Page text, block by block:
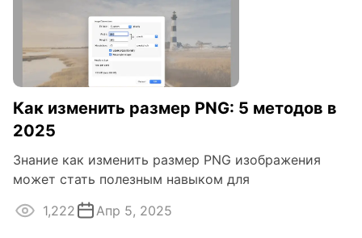
Как изменить размер PNG: 5 методов в
2025
Знание как изменить размер PNG изображения
может стать полезным навыком для
1,222
Апр 5, 2025